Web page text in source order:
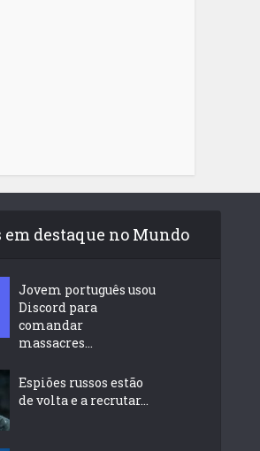
destaque no Mundo
Jovem português usou
Discord para
comandar
massacres...
Espiões russos estão
de volta e a recrutar...